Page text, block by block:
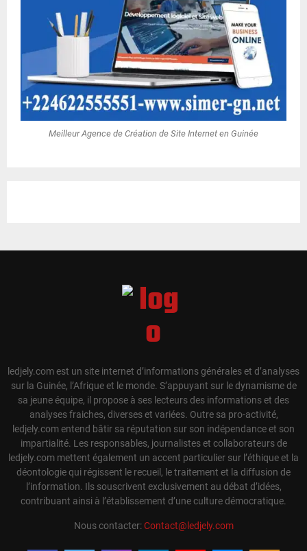
Meilleur Agence de Création de Site Internet en Guinée
ledjely.com est un site internet d’informations générales et d’analyses
sur la Guinée, l’Afrique et le monde. S’appuyant sur le dynamisme de
sa jeune équipe, il propose à ses lecteurs des informations et des
analyses fraiches, diverses et variées. Outre sa pro-activité,
ledjely.com entend bâtir sa réputation sur son indépendance et son
impartialité. Les responsables, journalistes et collaborateurs de
ledjely.com mettent également un accent particulier sur l’éthique et la
déontologie qui régissent le recueil, le traitement et la diffusion de
l’information. Ils souscrivent exclusivement au débat d’idées,
contribuant ainsi à l’établissement d’une culture démocratique.
Nous contacter:Contact@ledjely.com